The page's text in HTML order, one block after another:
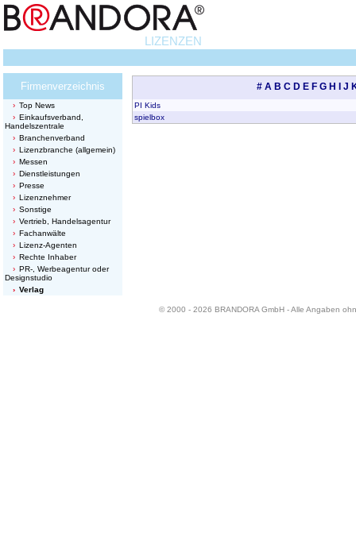
LIZENZEN
Firmenverzeichnis
Top News
Einkaufsverband,
Handelszentrale
Branchenverband
Lizenzbranche (allgemein)
Messen
Dienstleistungen
Presse
Lizenznehmer
Sonstige
Vertrieb, Handelsagentur
Fachanwälte
Lizenz-Agenten
Rechte Inhaber
PR-, Werbeagentur oder
Designstudio
Verlag
# A B C D E F G H J
PI Kids
spielbox
© 2000 - 2026 BRANDORA GmbH - Alle Angaben